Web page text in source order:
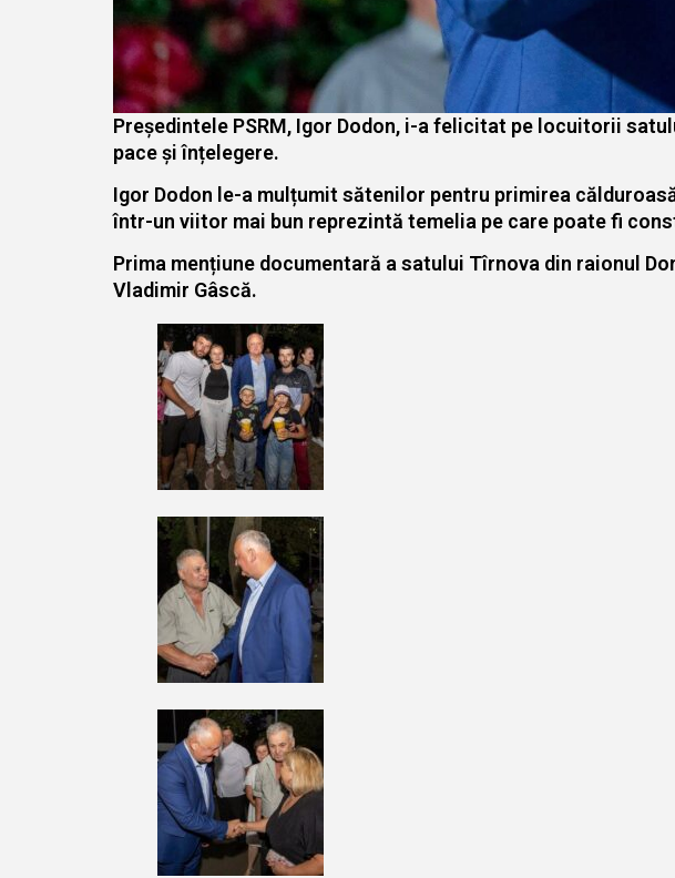
Președintele PSRM, Igor Dodon, i-a felicitat pe locuitorii
pace și înțelegere.
Igor Dodon le-a mulțumit sătenilor pentru primirea
într-un viitor mai bun reprezintă temelia pe care poate fi
Prima mențiune documentară a satului Tîrnova din raionul
Vladimir Gâscă.